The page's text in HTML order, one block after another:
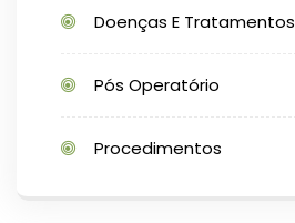
Doenças E Tratamentos
Pós Operatório
Procedimentos